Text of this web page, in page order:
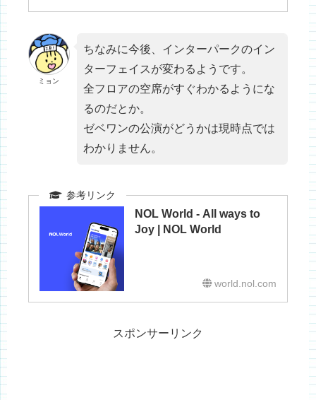
ミョン
ちなみに今後、インターパークのイン
ターフェイスが変わるようです。
全フロアの空席がすぐわかるようにな
るのだとか。
ゼベワンの公演がどうかは現時点では
わかりません。
NOL World - All ways to
Joy | NOL World
world.nol.com
スポンサーリンク